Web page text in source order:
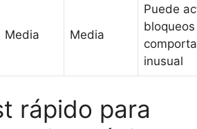
Media Media
Puede
inusual
rápido para